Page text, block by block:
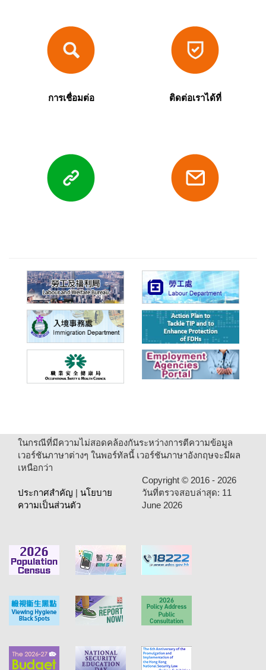
การเชื่อมต่อ ติดต่อเราได้ที่
ในกรณีที่มีความไม่สอดคล้องกันระหว่างการตีความข้อมูล
เวอร์ชันภาษาต่างๆ ในพอร์ทัลนี้ เวอร์ชันภาษาอังกฤษจะมีผล
เหนือกว่า
ประกาศสำคัญ | นโยบาย
ความเป็นส่วนตัว
Copyright © 2016 - 2026
วันที่ตรวจสอบล่าสุด: 11
June 2026